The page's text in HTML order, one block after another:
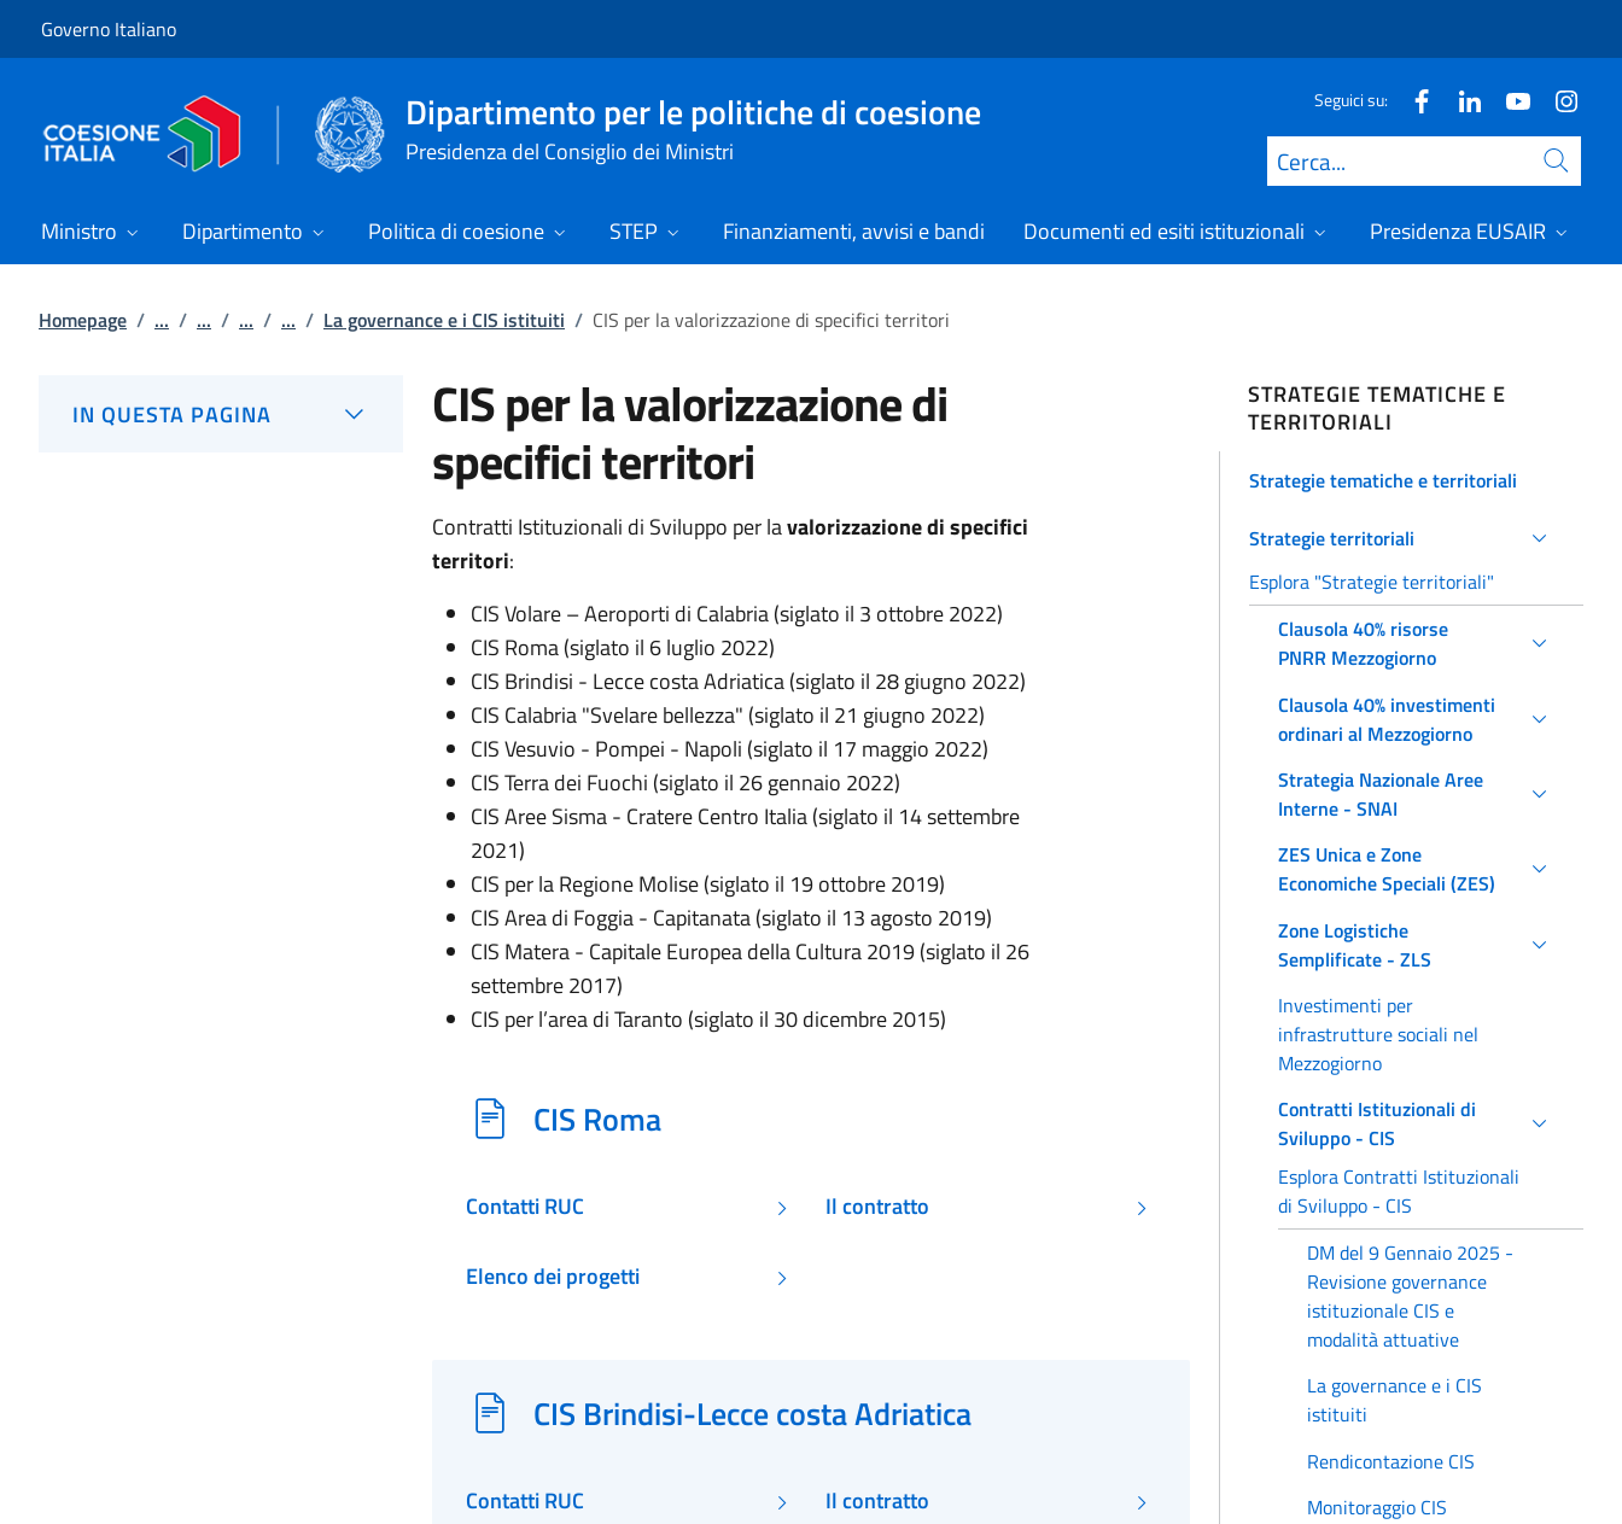
Governo Italiano
Dipartimento per le politiche di coesione
Presidenza del Consiglio dei Ministri
Seguici su:
Cerca
Ministro Dipartimento Politica di coesione STEP Finanziamenti, avvisi e bandi Documenti ed esiti istituzionali Presidenza EUSAIR
Homepage / ... / ... / ... / ... / La governance e i CIS istituiti / CIS per la valorizzazione di specifici territori
IN QUESTA PAGINA CIS per la valorizzazione di
specifici territori
Contratti Istituzionali di Sviluppo per lavalorizzazione di specifici
territori:
CIS Volare – Aeroporti di Calabria (siglato il 3 ottobre 2022)
CIS Roma (siglato il 6 luglio 2022)
CIS Brindisi - Lecce costa Adriatica (siglato il 28 giugno 2022)
CIS Calabria "Svelare bellezza" (siglato il 21 giugno 2022)
CIS Vesuvio - Pompei - Napoli (siglato il 17 maggio 2022)
CIS Terra dei Fuochi (siglato il 26 gennaio 2022)
CIS Aree Sisma - Cratere Centro Italia (siglato il 14 settembre
2021)
CIS per la Regione Molise (siglato il 19 ottobre 2019)
CIS Area di Foggia - Capitanata (siglato il 13 agosto 2019)
CIS Matera - Capitale Europea della Cultura 2019 (siglato il 26
settembre 2017)
CIS per l’area di Taranto (siglato il 30 dicembre 2015)
CIS Roma
Contatti RUC Il contratto
Elenco dei progetti
CIS Brindisi-Lecce costa Adriatica
Contatti RUC Il contratto
STRATEGIE TEMATICHE E
TERRITORIALI
Strategie tematiche e territoriali
Strategie territoriali
Esplora "Strategie territoriali"
Clausola 40% risorse
PNRR Mezzogiorno
Clausola 40% investimenti
ordinari al Mezzogiorno
Strategia Nazionale Aree
Interne - SNAI
ZES Unica e Zone
Economiche Speciali (ZES)
Zone Logistiche
Semplificate - ZLS
Investimenti per
infrastrutture sociali nel
Mezzogiorno
Contratti Istituzionali di
Sviluppo - CIS
Esplora Contratti Istituzionali
di Sviluppo - CIS
DM del 9 Gennaio 2025 -
Revisione governance
istituzionale CIS e
modalità attuative
La governance e i CIS
istituiti
Rendicontazione CIS
Monitoraggio CIS